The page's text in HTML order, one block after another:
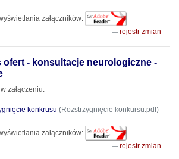
załączników:
rejestr zmian
ofert - konsultacje neurologiczne -
załączeniu.
konkrusu (Rozstrzygnięcie konkursu.pdf)
załączników:
rejestr zmian